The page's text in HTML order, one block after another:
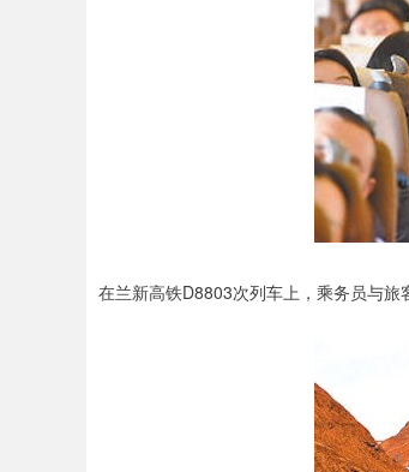
在兰新高铁D8803次列车上，乘务员与